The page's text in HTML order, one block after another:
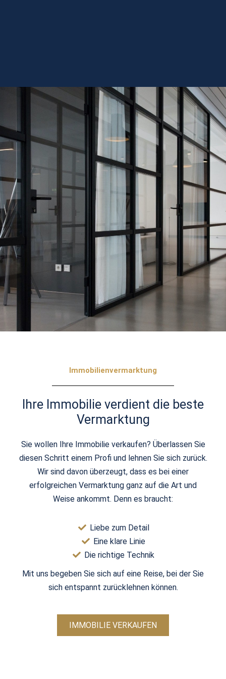
Immobilienvermarktung
Ihre Immobilie verdient die beste
Vermarktung
Sie wollen Ihre Immobilie verkaufen? Überlassen Sie
diesen Schritt einem Profi und lehnen Sie sich zurück.
Wir sind davon überzeugt, dass es bei einer
erfolgreichen Vermarktung ganz auf die Art und
Weise ankommt. Denn es braucht:
Liebe zum Detail
Eine klare Linie
Die richtige Technik
Mit uns begeben Sie sich auf eine Reise, bei der Sie
sich entspannt zurücklehnen können.
IMMOBILIE VERKAUFEN